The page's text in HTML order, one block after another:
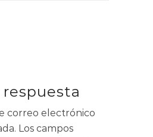
correo electrónico
Los campos